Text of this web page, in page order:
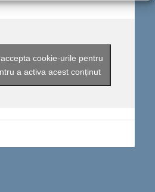
cookie-urile pentru
a activa acest conținut